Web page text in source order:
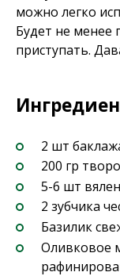
можно легко
Будет не менее
приступать.
2 шт
200 гр
5-6 шт
2 зубчика
Базилик
Оливковое